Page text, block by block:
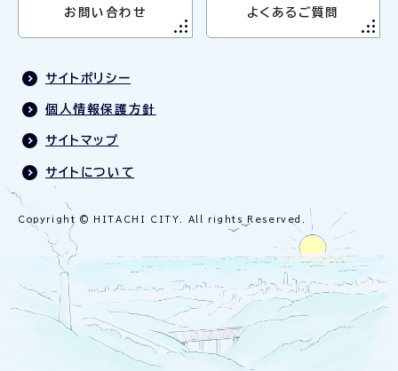
お問い合わせ よくあるご質問
サイトポリシー
個人情報保護方針
サイトマップ
サイトについて
Copyright © HITACHI CITY. All rights Reserved.